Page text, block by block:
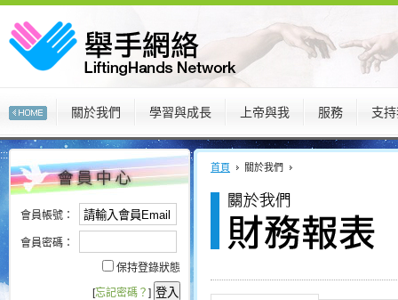
關於我們 學習與成長 上帝與我 服務 支
:::
會員帳號：
會員密碼：
保持登錄狀態
[忘記密碼？ ]
:::
首頁 關於我們